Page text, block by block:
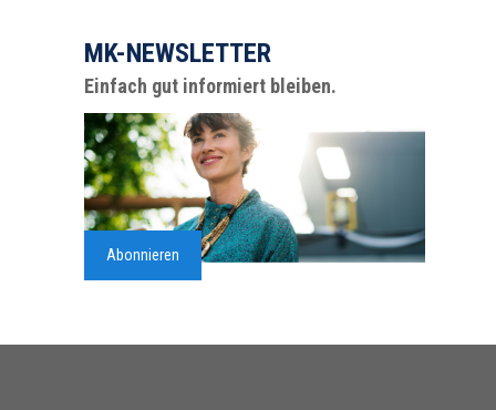
MK-NEWSLETTER
Einfach gut informiert bleiben.
Abonnieren